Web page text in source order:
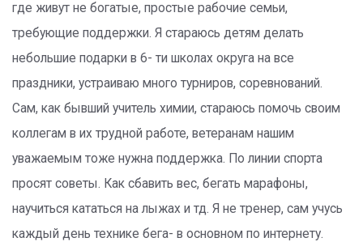
где живут не богатые, простые рабочие семьи,
требующие поддержки. Я стараюсь детям делать
небольшие подарки в 6- ти школах округа на все
праздники, устраиваю много турниров, соревнований.
Сам, как бывший учитель химии, стараюсь помочь своим
коллегам в их трудной работе, ветеранам нашим
уважаемым тоже нужна поддержка. По линии спорта
просят советы. Как сбавить вес, бегать марафоны,
научиться кататься на лыжах и тд. Я не тренер, сам учусь
каждый день технике бега- в основном по интернету.